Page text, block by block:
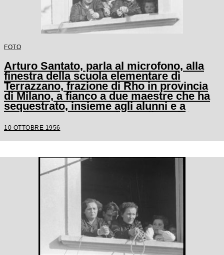
FOTO
Arturo Santato, parla al microfono, alla
finestra della scuola elementare di
Terrazzano, frazione di Rho in provincia
di Milano, a fianco a due maestre che ha
sequestrato, insieme agli alunni e a
un'altra maestra, con il fratello Egidio
10 OTTOBRE 1956